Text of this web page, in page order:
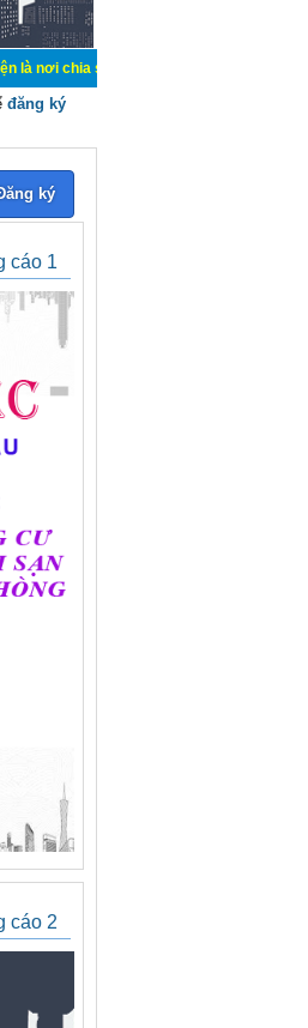
sẽ kiến thức kinh nghiệm trong lãnh
đăng ký
ký
cáo 1
cáo 2